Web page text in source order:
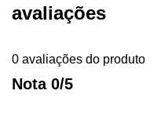
avaliações
0 avaliações do produto
Nota 0/5